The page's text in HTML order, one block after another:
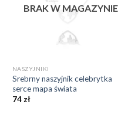
BRAK W MAGAZYNIE
NASZYJNIKI
Srebrny naszyjnik celebrytka
serce mapa świata
74zł